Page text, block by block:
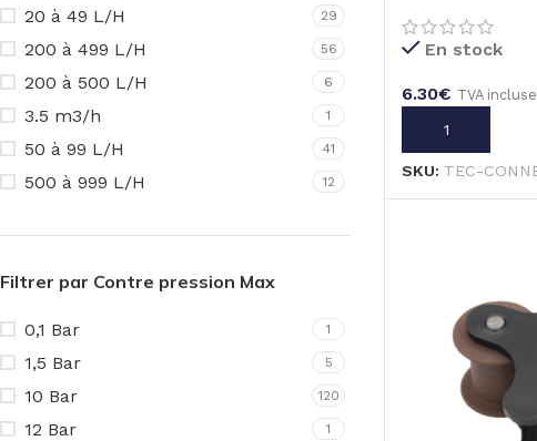
20 à 49 L/H 29
200 à 499 L/H 56
200 à 500 L/H 6
3.5 m3/h 1
50 à 99 L/H 41
500 à 999 L/H 12
Filtrer par Contre pression Max
0,1 Bar 1
1,5 Bar 5
10 Bar 120
12 Bar 1
5.08mm
En stock
6.30€ TVA incluse
AJOUTER AU
SKU: TEC-